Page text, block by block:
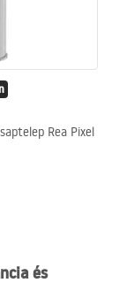
Rea Pixel
és